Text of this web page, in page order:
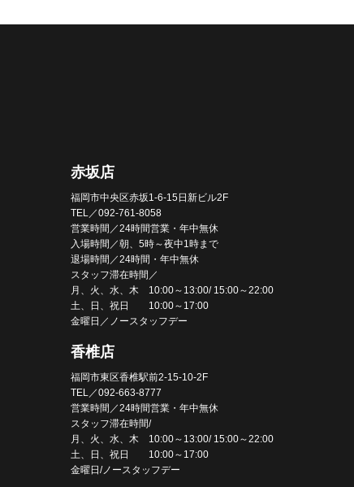
赤坂店
福岡市中央区赤坂1-6-15日新ビル2F
TEL／092-761-8058
営業時間／24時間営業・年中無休
入場時間／朝、5時～夜中1時まで
退場時間／24時間・年中無休
スタッフ滞在時間／
月、火、水、木 10:00～13:00/ 15:00～22:00
土、日、祝日 10:00～17:00
金曜日／ノースタッフデー
香椎店
福岡市東区香椎駅前2-15-10-2F
TEL／092-663-8777
営業時間／24時間営業・年中無休
スタッフ滞在時間/
月、火、水、木 10:00～13:00/ 15:00～22:00
土、日、祝日 10:00～17:00
金曜日/ノースタッフデー